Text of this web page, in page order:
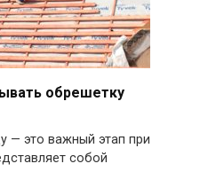
обрешетку
— это важный этап при
собой